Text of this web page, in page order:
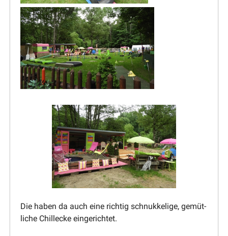
Die haben da auch eine richtig schnuk­kelige, gemüt­
liche Chillecke eingerichtet.